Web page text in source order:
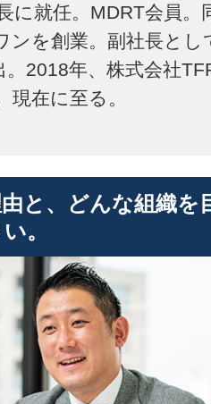
に就任。MDRT会員。
ンを創業。副社長とし
。2018年、株式会社
現在に至る。
と、どんな組織を
。